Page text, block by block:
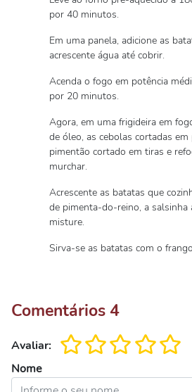
por 40 minutos.
Em uma panela, adicione as
acrescente água até cobrir.
Acenda o fogo em potência
por 20 minutos.
Agora, em uma frigideira em
de óleo, as cebolas cortadas
pimentão cortado em tiras e
murchar.
Acrescente as batatas que
de pimenta-do-reino, a salsinha
misture.
Sirva-se as batatas com o
Comentários4
Avaliar:
Nome